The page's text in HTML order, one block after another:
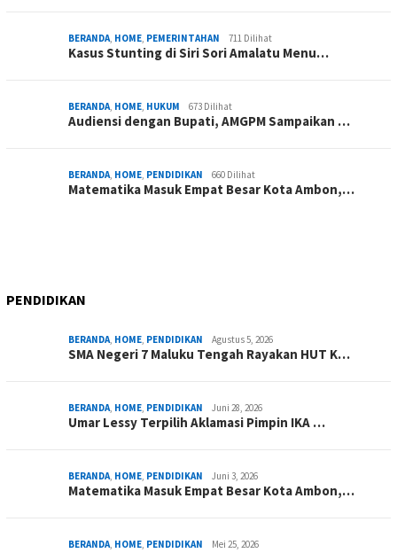
BERANDA, HOME, PEMERINTAHAN 711 Dilihat
Kasus Stunting di Siri Sori Amalatu Menu…
BERANDA, HOME, HUKUM 673 Dilihat
Audiensi dengan Bupati, AMGPM Sampaikan …
BERANDA, HOME, PENDIDIKAN 660 Dilihat
Matematika Masuk Empat Besar Kota Ambon,…
PENDIDIKAN
BERANDA, HOME, PENDIDIKAN Agustus 5, 2026
SMA Negeri 7 Maluku Tengah Rayakan HUT K…
BERANDA, HOME, PENDIDIKAN Juni 28, 2026
Umar Lessy Terpilih Aklamasi Pimpin IKA …
BERANDA, HOME, PENDIDIKAN Juni 3, 2026
Matematika Masuk Empat Besar Kota Ambon,…
BERANDA, HOME, PENDIDIKAN Mei 25, 2026